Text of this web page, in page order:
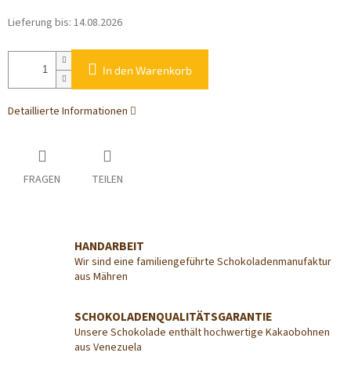
Lieferung bis: 14.08.2026
In den Warenkorb
Detaillierte Informationen
FRAGEN TEILEN
HANDARBEIT
Wir sind eine familiengeführte Schokoladenmanufaktur
aus Mähren
SCHOKOLADENQUALITÄTSGARANTIE
Unsere Schokolade enthält hochwertige Kakaobohnen
aus Venezuela